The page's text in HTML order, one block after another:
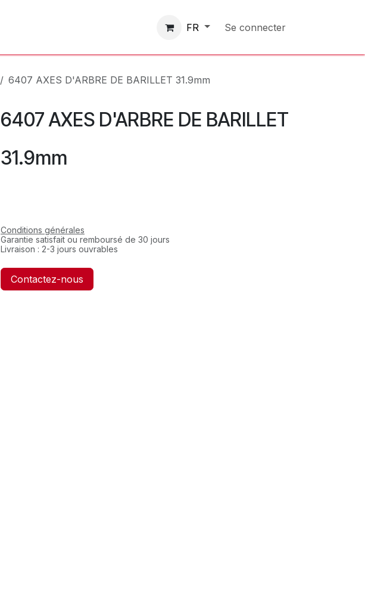
Contactez-nous FR Se connecter
6407 AXES D'ARBRE DE BARILLET 31.9mm
6407 AXES D'ARBRE DE BARILLET
31.9mm
Conditions générales
Garantie satisfait ou remboursé de 30 jours
Livraison : 2-3 jours ouvrables
Contactez-nous